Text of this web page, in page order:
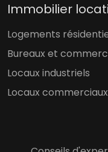
Immobilier
Logements
Bureaux et
Locaux industriels
Locaux commerciaux